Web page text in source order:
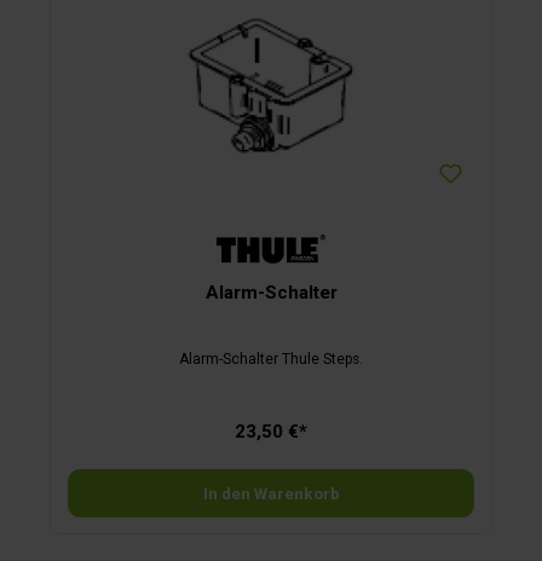
Alarm-Schalter
Alarm-Schalter Thule Steps.
23,50 €*
In den Warenkorb